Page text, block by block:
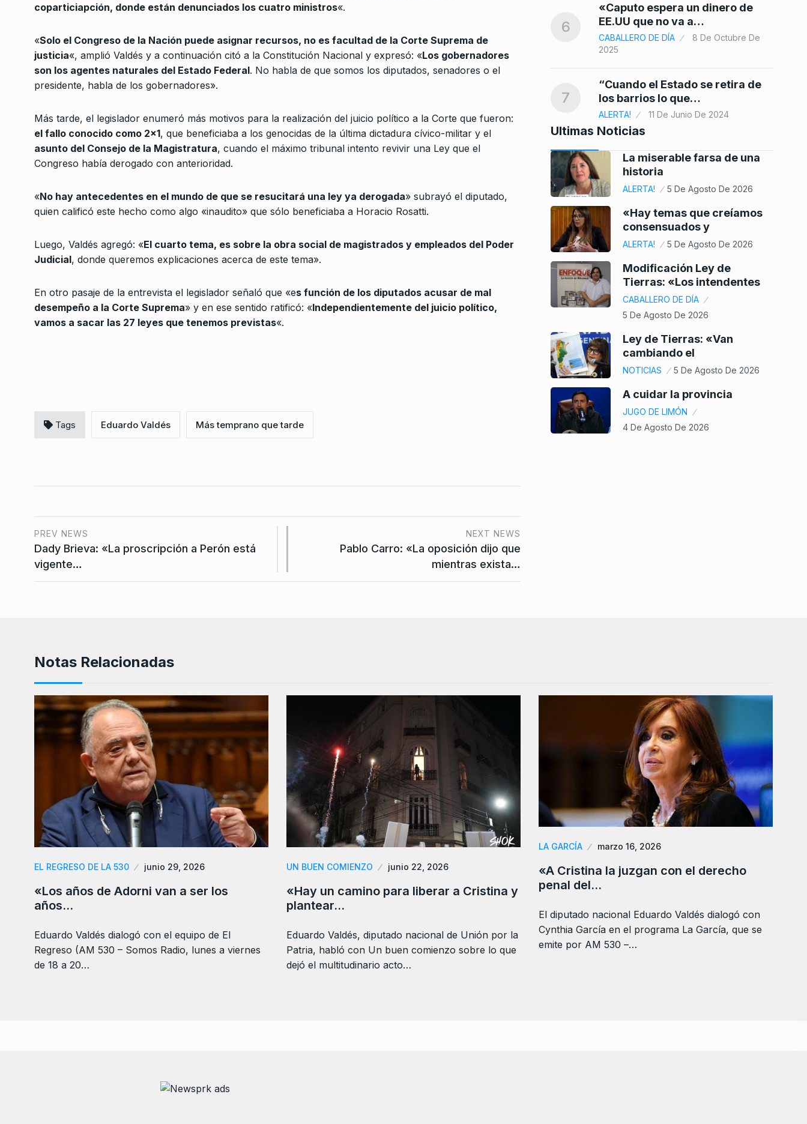
coparticiapción, donde están denunciados los cuatro ministros«.
«Solo el Congreso de la Nación puede asignar recursos, no es facultad de la Corte Suprema de
justicia«, amplió Valdés y a continuación citó a la Constitución Nacional y expresó: «Los gobernadores
son los agentes naturales del Estado Federal. No habla de que somos los diputados, senadores o el
presidente, habla de los gobernadores».
Más tarde, el legislador enumeró más motivos para la realización del juicio político a la Corte que fueron:
el fallo conocido como 2×1, que beneficiaba a los genocidas de la última dictadura cívico-militar y el
asunto del Consejo de la Magistratura, cuando el máximo tribunal intento revivir una Ley que el
Congreso había derogado con anterioridad.
«No hay antecedentes en el mundo de que se resucitará una ley ya derogada» subrayó el diputado,
quien calificó este hecho como algo «inaudito» que sólo beneficiaba a Horacio Rosatti.
Luego, Valdés agregó: «El cuarto tema, es sobre la obra social de magistrados y empleados del Poder
Judicial, donde queremos explicaciones acerca de este tema».
En otro pasaje de la entrevista el legislador señaló que «es función de los diputados acusar de mal
desempeño a la Corte Suprema» y en ese sentido ratificó: «Independientemente del juicio político,
vamos a sacar las 27 leyes que tenemos previstas«.
Tags Eduardo Valdés Más temprano que tarde
PREV NEWS
Dady Brieva: «La proscripción a Perón está
vigente…
NEXT NEWS
Pablo Carro: «La oposición dijo que
mientras exista…
«Caputo espera un dinero de
CABALLERO DE DÍA
8 De Octubre De
“Cuando el Estado se retira de
ALERTA! 11 De Junio De 2024
6
«Caputo espera un dinero de
EE.UU que no va a…
CABALLERO DE DÍA
8 De Octubre De
2025
7
“Cuando el Estado se retira de
los barrios lo que…
ALERTA! 11 De Junio De 2024
Ultimas Noticias
La miserable farsa de una
historia
ALERTA! 5 De Agosto De 2026
«Hay temas que creíamos
consensuados y
ALERTA! 5 De Agosto De 2026
Modificación Ley de
Tierras: «Los intendentes
CABALLERO DE DÍA
5 De Agosto De 2026
Ley de Tierras: «Van
cambiando el
NOTICIAS 5 De Agosto De 2026
A cuidar la provincia
JUGO DE LIMÓN
4 De Agosto De 2026
Notas Relacionadas
EL REGRESO DE LA 530 junio 29, 2026
«Los años de Adorni van a ser los
años…
Eduardo Valdés dialogó con el equipo de El
Regreso (AM 530 – Somos Radio, lunes a viernes
de 18 a 20…
UN BUEN COMIENZO junio 22, 2026
«Hay un camino para liberar a Cristina y
plantear…
Eduardo Valdés, diputado nacional de Unión por la
Patria, habló con Un buen comienzo sobre lo que
dejó el multitudinario acto…
LA GARCÍA marzo 16, 2026
«A Cristina la juzgan con el derecho
penal del…
El diputado nacional Eduardo Valdés dialogó con
Cynthia García en el programa La García, que se
emite por AM 530 –…